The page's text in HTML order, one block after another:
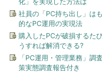
社員の「PC持ち出し」は
的なPC運用の実現法
購入したPCが破損するた
うすれば解消できる?
「PC運用・管理業務」
策実態調査報告付き